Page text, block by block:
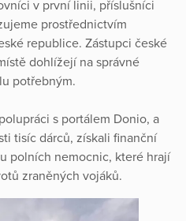
v první linii, příslušníci
prostřednictvím
republice. Zástupci české
dohlížejí na správné
potřebným.
s portálem Donio, a
tisíc dárců, získali finanční
polních nemocnic, které hrají
zraněných vojáků.